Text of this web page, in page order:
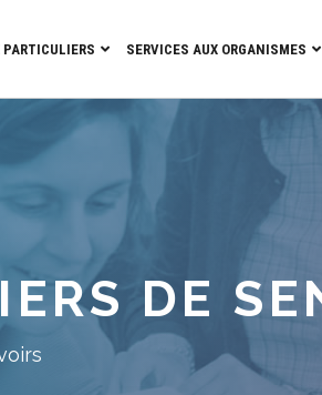
SERVICES AUX ORGANISMES
DE